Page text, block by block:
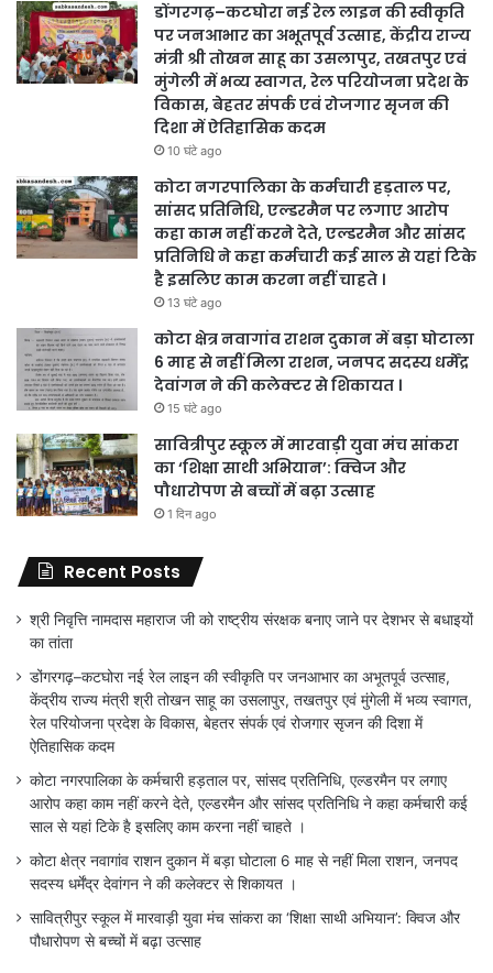
डोंगरगढ़–कटघोरा नई रेल लाइन की स्वीकृति
पर जनआभार का अभूतपूर्व उत्साह, केंद्रीय राज्य
मंत्री श्री तोखन साहू का उसलापुर, तखतपुर एवं
मुंगेली में भव्य स्वागत, रेल परियोजना प्रदेश के
विकास, बेहतर संपर्क एवं रोजगार सृजन की
दिशा में ऐतिहासिक कदम
10 घंटे ago
कोटा नगरपालिका के कर्मचारी हड़ताल पर,
सांसद प्रतिनिधि, एल्डरमैन पर लगाए आरोप
कहा काम नहीं करने देते, एल्डरमैन और सांसद
प्रतिनिधि ने कहा कर्मचारी कई साल से यहां टिके
है इसलिए काम करना नहीं चाहते ।
13 घंटे ago
कोटा क्षेत्र नवागांव राशन दुकान में बड़ा घोटाला
6 माह से नहीं मिला राशन, जनपद सदस्य धर्मेंद्र
देवांगन ने की कलेक्टर से शिकायत ।
15 घंटे ago
सावित्रीपुर स्कूल में मारवाड़ी युवा मंच सांकरा
का ‘शिक्षा साथी अभियान’: क्विज और
पौधारोपण से बच्चों में बढ़ा उत्साह
1 दिन ago
Recent Posts
श्री निवृत्ति नामदास महाराज जी को राष्ट्रीय संरक्षक बनाए जाने पर देशभर से बधाइयों
का तांता
डोंगरगढ़–कटघोरा नई रेल लाइन की स्वीकृति पर जनआभार का अभूतपूर्व उत्साह,
केंद्रीय राज्य मंत्री श्री तोखन साहू का उसलापुर, तखतपुर एवं मुंगेली में भव्य स्वागत,
रेल परियोजना प्रदेश के विकास, बेहतर संपर्क एवं रोजगार सृजन की दिशा में
ऐतिहासिक कदम
कोटा नगरपालिका के कर्मचारी हड़ताल पर, सांसद प्रतिनिधि, एल्डरमैन पर लगाए
आरोप कहा काम नहीं करने देते, एल्डरमैन और सांसद प्रतिनिधि ने कहा कर्मचारी कई
साल से यहां टिके है इसलिए काम करना नहीं चाहते ।
कोटा क्षेत्र नवागांव राशन दुकान में बड़ा घोटाला 6 माह से नहीं मिला राशन, जनपद
सदस्य धर्मेंद्र देवांगन ने की कलेक्टर से शिकायत ।
सावित्रीपुर स्कूल में मारवाड़ी युवा मंच सांकरा का ‘शिक्षा साथी अभियान’: क्विज और
पौधारोपण से बच्चों में बढ़ा उत्साह